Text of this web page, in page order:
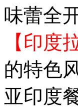
味蕾全
【印度
的特色
亚印度